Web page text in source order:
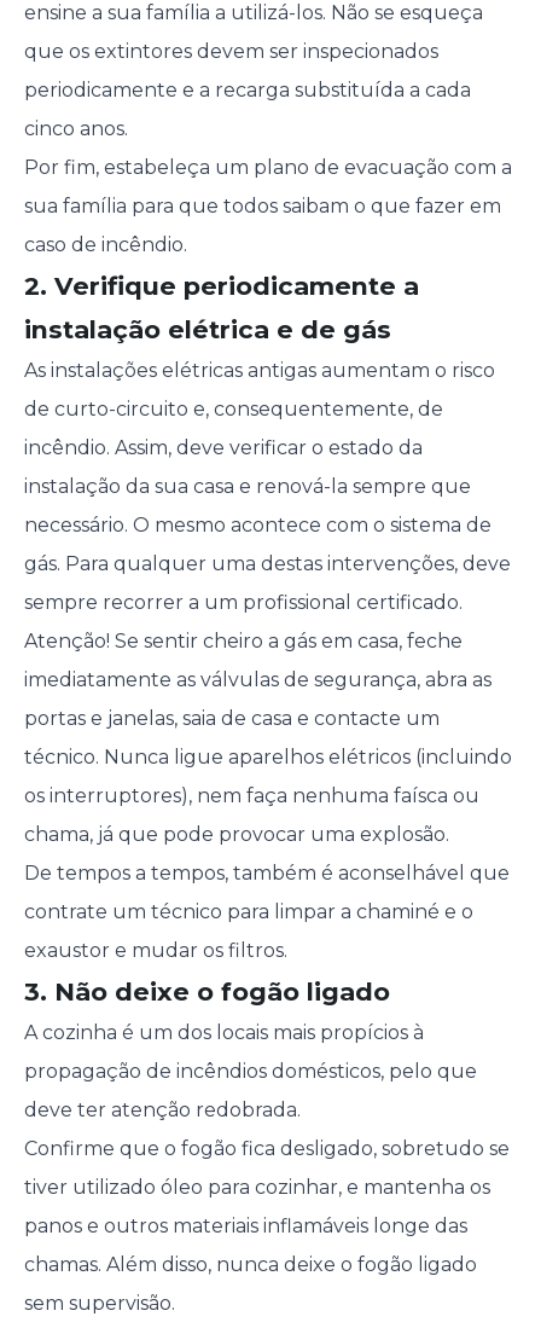
ensine a sua família a utilizá-los. Não se esqueça
que os extintores devem ser inspecionados
periodicamente e a recarga substituída a cada
cinco anos.
Por fim, estabeleça um plano de evacuação com a
sua família para que todos saibam o que fazer em
caso de incêndio.
2. Verifique periodicamente a
instalação elétrica e de gás
As instalações elétricas antigas aumentam o risco
de curto-circuito e, consequentemente, de
incêndio. Assim, deve verificar o estado da
instalação da sua casa e renová-la sempre que
necessário. O mesmo acontece com o sistema de
gás. Para qualquer uma destas intervenções, deve
sempre recorrer a um profissional certificado.
Atenção! Se sentir cheiro a gás em casa, feche
imediatamente as válvulas de segurança, abra as
portas e janelas, saia de casa e contacte um
técnico. Nunca ligue aparelhos elétricos (incluindo
os interruptores), nem faça nenhuma faísca ou
chama, já que pode provocar uma explosão.
De tempos a tempos, também é aconselhável que
contrate um técnico para limpar a chaminé e o
exaustor e mudar os filtros.
3. Não deixe o fogão ligado
A cozinha é um dos locais mais propícios à
propagação de incêndios domésticos, pelo que
deve ter atenção redobrada.
Confirme que o fogão fica desligado, sobretudo se
tiver utilizado óleo para cozinhar, e mantenha os
panos e outros materiais inflamáveis longe das
chamas. Além disso, nunca deixe o fogão ligado
sem supervisão.